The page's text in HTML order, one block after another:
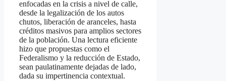
enfocadas en la crisis a nivel de calle,
desde la legalización de los autos
chutos, liberación de aranceles, hasta
créditos masivos para amplios sectores
de la población. Una lectura eficiente
hizo que propuestas como el
Federalismo y la reducción de Estado,
sean paulatinamente dejadas de lado,
dada su impertinencia contextual.